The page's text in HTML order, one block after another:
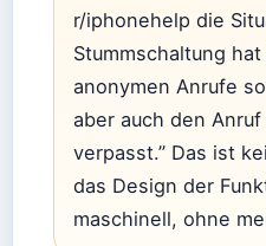
r/iphonehelp die
Stummschaltung
anonymen Anrufe
aber auch den
verpasst.” Das ist
das Design der
maschinell, ohne